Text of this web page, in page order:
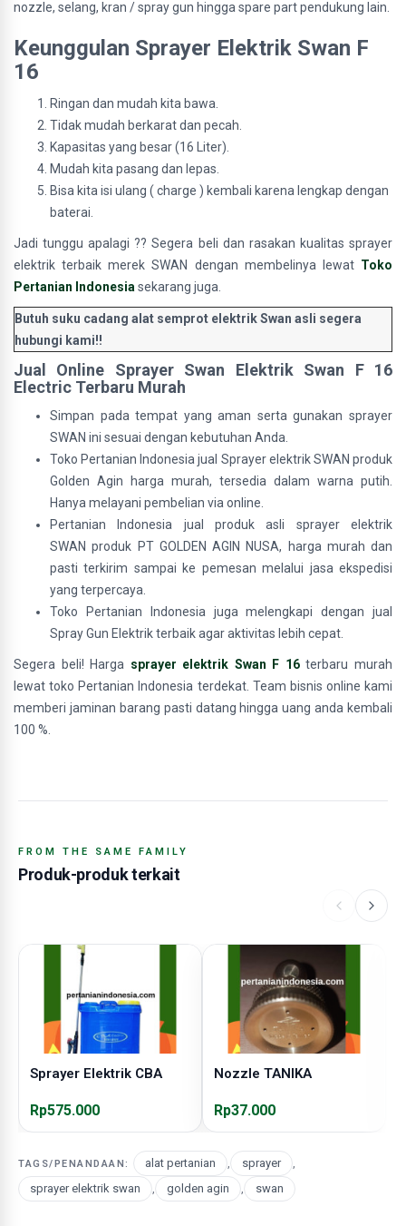
nozzle, selang, kran / spray gun hingga spare part pendukung lain.
Keunggulan Sprayer Elektrik Swan F
16
Ringan dan mudah kita bawa.
Tidak mudah berkarat dan pecah.
Kapasitas yang besar (16 Liter).
Mudah kita pasang dan lepas.
Bisa kita isi ulang ( charge ) kembali karena lengkap dengan
baterai.
Jadi tunggu apalagi ?? Segera beli dan rasakan kualitas sprayer
elektrik terbaik merek SWAN
dengan membelinya lewat Toko
Pertanian Indonesia sekarang juga.
Butuh suku cadang alat semprot elektrik Swan asli segera
hubungi kami!!
Jual Online Sprayer Swan Elektrik Swan F 16
Electric Terbaru Murah
Simpan pada tempat yang aman serta gunakan sprayer
SWAN ini sesuai dengan kebutuhan Anda.
Toko Pertanian Indonesia jual Sprayer elektrik SWAN produk
Golden Agin harga murah, tersedia dalam warna putih.
Hanya melayani pembelian via online.
Pertanian Indonesia jual produk asli sprayer elektrik
SWAN produk PT GOLDEN AGIN NUSA, harga murah dan
pasti terkirim sampai ke pemesan melalui jasa ekspedisi
yang terpercaya.
Toko Pertanian Indonesia juga melengkapi dengan jual
Spray Gun Elektrik terbaik agar aktivitas lebih cepat.
Segera beli! Harga sprayer elektrik Swan F 16terbaru murah
lewat toko Pertanian Indonesia terdekat. Team bisnis online kami
memberi jaminan barang pasti datang hingga uang anda kembali
100 %.
FROM THE SAME FAMILY
Produk-produk terkait
Sprayer Elektrik CBA
Rp575.000
Nozzle TANIKA
Rp37.000
TAGS/PENANDAAN: alat pertanian , sprayer
,
sprayer elektrik swan
, golden agin , swan